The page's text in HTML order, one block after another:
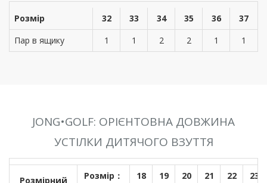
Розмір 32 33 34 35 36
37
Пар в ящику
1 1 2 2 1 1
JONG•GOLF: ОРІЄНТОВНА ДОВЖИНА
УСТІЛКИ ДИТЯЧОГО ВЗУТТЯ
Розмірний
Розмір： 18 19 20 21 22 23